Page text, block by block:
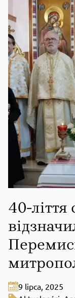
40-
9 lipca, 2025